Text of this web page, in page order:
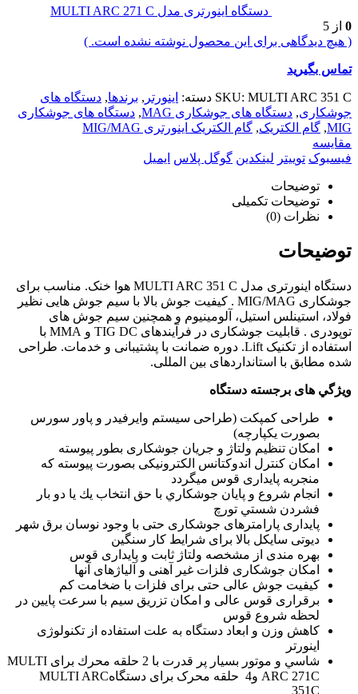
دستگاه اینورتری مدل MULTI ARC 271 C
0 از 5
( هیچ دیدگاهی برای این محصول نوشته نشده است. )
تماس بگیرید
SKU: MULTI ARC 351 C دسته: اینورتر , برندها, دستگاه های
جوشکاری, دستگاه های جوشکاری MAG , دستگاه های جوشکاری
MIG
, گام الکتریک, گام الکتریک اینورتری MIG/MAG
مقایسه
فیسبوک توییتر لینکدین گوگل پلاس ایمیل
توضیحات
توضیحات تکمیلی
نظرات (0)
توضیحات
دستگاه اینورتری مدل MULTI ARC 351 C هوا خنک. مناسب برای
جوشکاری MIG/MAG . کیفیت جوش بالا با سیم جوش هایی نظیر
فولاد، استینلس استیل، آلومینیوم و همچنین سیم جوش های
توپودری . قابلیت جوشکاری در فرآیندهای TIG DC و MMA با
استفاده از تکنیک Lift. دوره ضمانت با پشتیبانی و خدمات. طراحی
شده مطابق با استانداردهای بین المللی.
ويژگي های برجسته دستگاه
طراحی کمپکت (طراحی سیستم وایرفیدر و پاور سورس
بصورت یکپارچه(
امکان تنظیم ولتاژ و جریان جوشکاری بطور پیوسته
امکان کنترل اندوکتانس الکترونیکی بصورت پیوسته که
منجربه پایداری قوس میگردد
انجام شروع و پايان جوشكاري با حق انتخاب يك يا دو بار
فشردن شستي تورچ
پایداری پارامترهای جوشکاری حتی با وجود نوسان برق شهر
دیوتی سایکل بالا برای شرایط کار سنگین
بهره مندی از مشخصه ولتاژ ثابت و پایداری قوس
امکان جوشکاری فلزات غیر آهنی و آلیاژهای آنها
کیفیت جوش عالی حتی برای فلزات با ضخامت کم
برقراری قوس عالی و امکان تزریق سیم با سرعت پایین در
لحظه شروع قوس
کاهش وزن و ابعاد دستگاه به علت استفاده از تکنولوژی
اینورتر
شاسي و موتور بسيار پر قدرت با 2 حلقه محرك برای MULTI
ARC 271C و4 حلقه محرک برای دستگاهMULTI ARC
351C